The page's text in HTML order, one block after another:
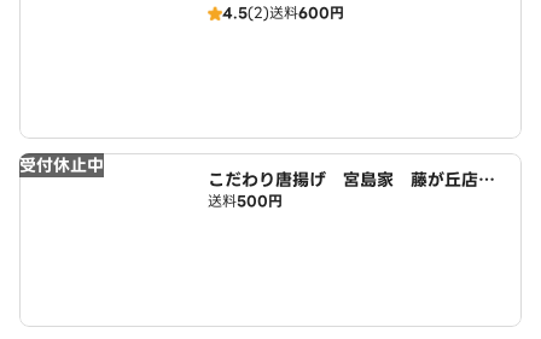
4.5(2)送料600円
受付休止中
こだわり唐揚げ 宮島家 藤が丘店
広域店
送料500円